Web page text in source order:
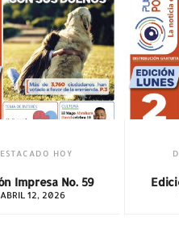
HOY
Impresa No. 58
MARZO 1, 2026